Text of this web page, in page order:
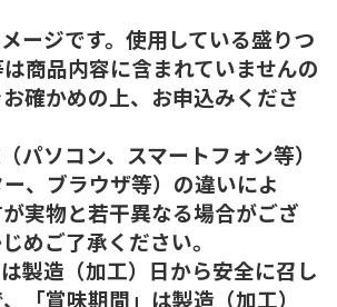
ージです。使用している盛りつ
商品内容に含まれていませんの
確かめの上、お申込みくださ
パソコン、スマートフォン等）
、ブラウザ等）の違いによ
実物と若干異なる場合がござ
めご了承ください。
製造（加工）日から安全に召し
「賞味期間」は製造（加工）